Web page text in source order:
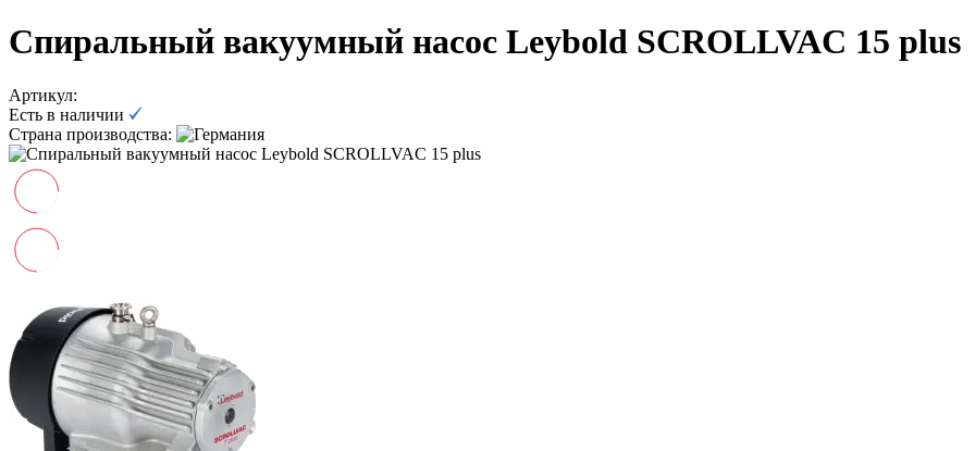
Спиральный вакуумный насос Leybold SCROLLVAC 15 plus
Артикул:
Есть в наличии
Страна производства: